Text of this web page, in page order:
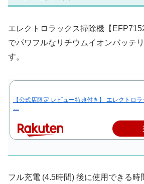
エレクトロラックス掃除機【
でパワフルなリチウムイオンバッテ
す。
【公式店限定 レビュー特典付き】 エレクトロ
…
フル充電 (4.5時間) 後に使用できる時